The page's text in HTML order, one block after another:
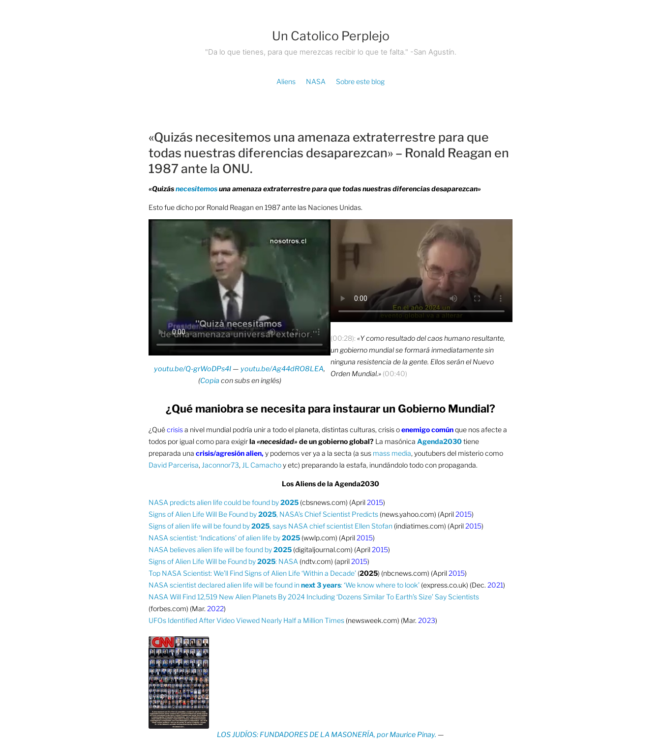
Un Catolico Perplejo
"Da lo que tienes, para que merezcas recibir lo que te falta." -San Agustín.
Aliens NASA Sobre este blog
«Quizás necesitemos una amenaza extraterrestre para que
todas nuestras diferencias desaparezcan» – Ronald Reagan en
1987 ante la ONU.
«Quizásnecesitemosuna amenaza extraterrestre para que todas nuestras diferencias desaparezcan»
Esto fue dicho por Ronald Reagan en 1987 ante las Naciones Unidas.
youtu.be/Q-grWoDPs4I — youtu.be/Ag44dRO8LEA,
(Copia con subs en inglés)
(00:28): «Y como resultado del caos humano resultante,
un gobierno mundial se formará inmediatamente sin
ninguna resistencia de la gente. Ellos serán el Nuevo
Orden Mundial.» (00:40)
¿Qué maniobra se necesita para instaurar un Gobierno Mundial?
¿Quécrisisa nivel mundial podría unir a todo el planeta, distintas culturas, crisis oenemigo comúnque nos afecte a
todos por igual como para exigirla«necesidad» de un gobierno global? La masónica Agenda2030tiene
preparada una crisis/agresión alien, y podemos ver ya a la secta (a sus mass media, youtubers del misterio como
David Parcerisa, Jaconnor73, JL Camachoy etc) preparando la estafa, inundándolo todo con propaganda.
Los Aliens de la Agenda2030
NASA predicts alien life could be found by2025 (cbsnews.com) (April 2015)
Signs of Alien Life Will Be Found by2025, NASA’s Chief Scientist Predicts (news.yahoo.com) (April 2015)
Signs of alien life will be found by2025, says NASA chief scientist Ellen Stofan (indiatimes.com) (April 2015)
NASA scientist: ‘Indications’ of alien life by2025 (wwlp.com) (April 2015)
NASA believes alien life will be found by2025 (digitaljournal.com) (April 2015)
Signs of Alien Life Will be Found by2025: NASA (ndtv.com) (april 2015)
Top NASA Scientist: We’ll Find Signs of Alien Life ‘Within a Decade’ (2025) (nbcnews.com) (April 2015)
NASA scientist declared alien life will be found in next 3 years: ‘We know where to look’ (express.co.uk) (Dec. 2021)
NASA Will Find 12,519 New Alien Planets By 2024 Including ‘Dozens Similar To Earth’s Size’ Say Scientists
(forbes.com) (Mar. 2022)
UFOs Identified After Video Viewed Nearly Half a Million Times (newsweek.com) (Mar. 2023)
LOS JUDÍOS: FUNDADORES DE LA MASONERÍA, por Maurice Pinay. —